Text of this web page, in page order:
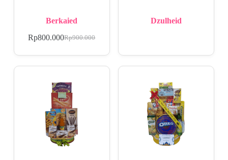
Berkaied
Rp900.000
Rp800.000
Dzulheid